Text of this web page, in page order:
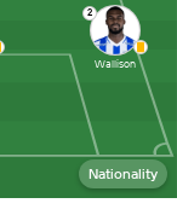
Nationality
2
Wallison